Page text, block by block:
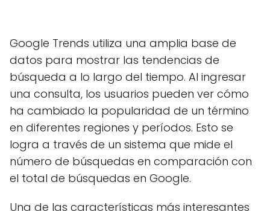
Google Trends utiliza una amplia base de
datos para mostrar las tendencias de
búsqueda a lo largo del tiempo. Al ingresar
una consulta, los usuarios pueden ver cómo
ha cambiado la popularidad de un término
en diferentes regiones y períodos. Esto se
logra a través de un sistema que mide el
número de búsquedas en comparación con
el total de búsquedas en Google.
Una de las características más interesantes